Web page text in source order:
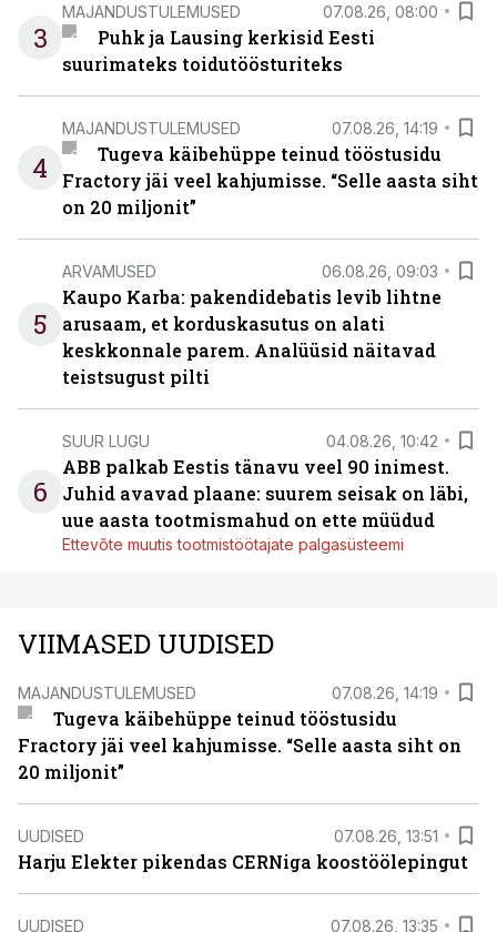
3
MAJANDUSTULEMUSED 07.08.26, 08:00
Puhk ja Lausing kerkisid Eesti
suurimateks toidutöösturiteks
4
MAJANDUSTULEMUSED 07.08.26, 14:19
Tugeva käibehüppe teinud tööstusidu
Fractory jäi veel kahjumisse. “Selle aasta siht
on 20 miljonit”
5
ARVAMUSED 06.08.26, 09:03
Kaupo Karba: pakendidebatis levib lihtne
arusaam, et korduskasutus on alati
keskkonnale parem. Analüüsid näitavad
teistsugust pilti
6
SUUR LUGU 04.08.26, 10:42
ABB palkab Eestis tänavu veel 90 inimest.
Juhid avavad plaane: suurem seisak on läbi,
uue aasta tootmismahud on ette müüdud
Ettevõte muutis tootmistöötajate palgasüsteemi
VIIMASED UUDISED
MAJANDUSTULEMUSED 07.08.26, 14:19
Tugeva käibehüppe teinud tööstusidu
Fractory jäi veel kahjumisse. “Selle aasta siht on
20 miljonit”
UUDISED 07.08.26, 13:51
Harju Elekter pikendas CERNiga koostöölepingut
UUDISED 07.08.26, 13:35